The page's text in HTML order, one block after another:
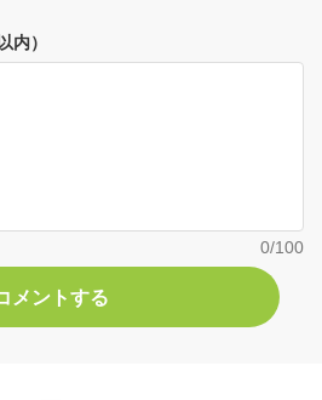
内）
0/100